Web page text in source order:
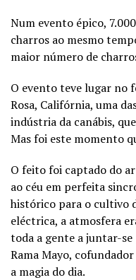
Num evento épico,
charros ao mesmo
maior número de
O evento teve lugar no
Rosa, Califórnia, uma
indústria da canábis,
Mas foi este momento
O feito foi captado do
ao céu em perfeita
histórico para o cultivo
eléctrica, a atmosfera
toda a gente a juntar-se
Rama Mayo,
a magia do dia.